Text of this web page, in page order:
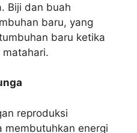
Biji dan buah
baru, yang
baru ketika
reproduksi
membutuhkan energi